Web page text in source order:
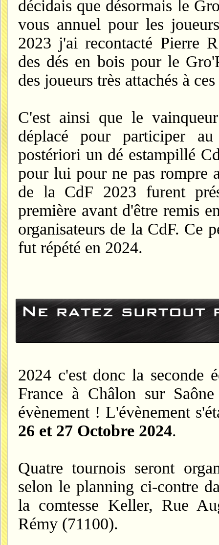
décidais que désormais le
vous annuel pour les
2023 j'ai recontacté Pierre
des dés en bois pour le
des joueurs très attachés à
C'est ainsi que le
déplacé pour participer
postériori un dé estampillé
pour lui pour ne pas rompre
de la CdF 2023 furent
première avant d'être remis
organisateurs de la CdF. Ce
fut répété en 2024.
Ne ratez surtout
2024 c'est donc la seconde
France à Châlon sur
évènement ! L'évènement
26 et 27 Octobre 2024.
Quatre tournois seront
selon le planning ci-contre
la comtesse Keller, Rue
Rémy (71100).